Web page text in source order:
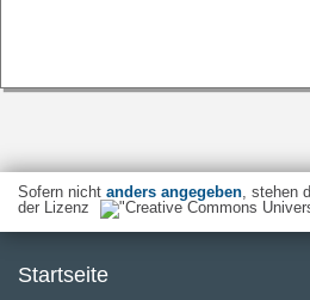
Sofern nicht anders angegeben, stehen
der Lizenz
Startseite